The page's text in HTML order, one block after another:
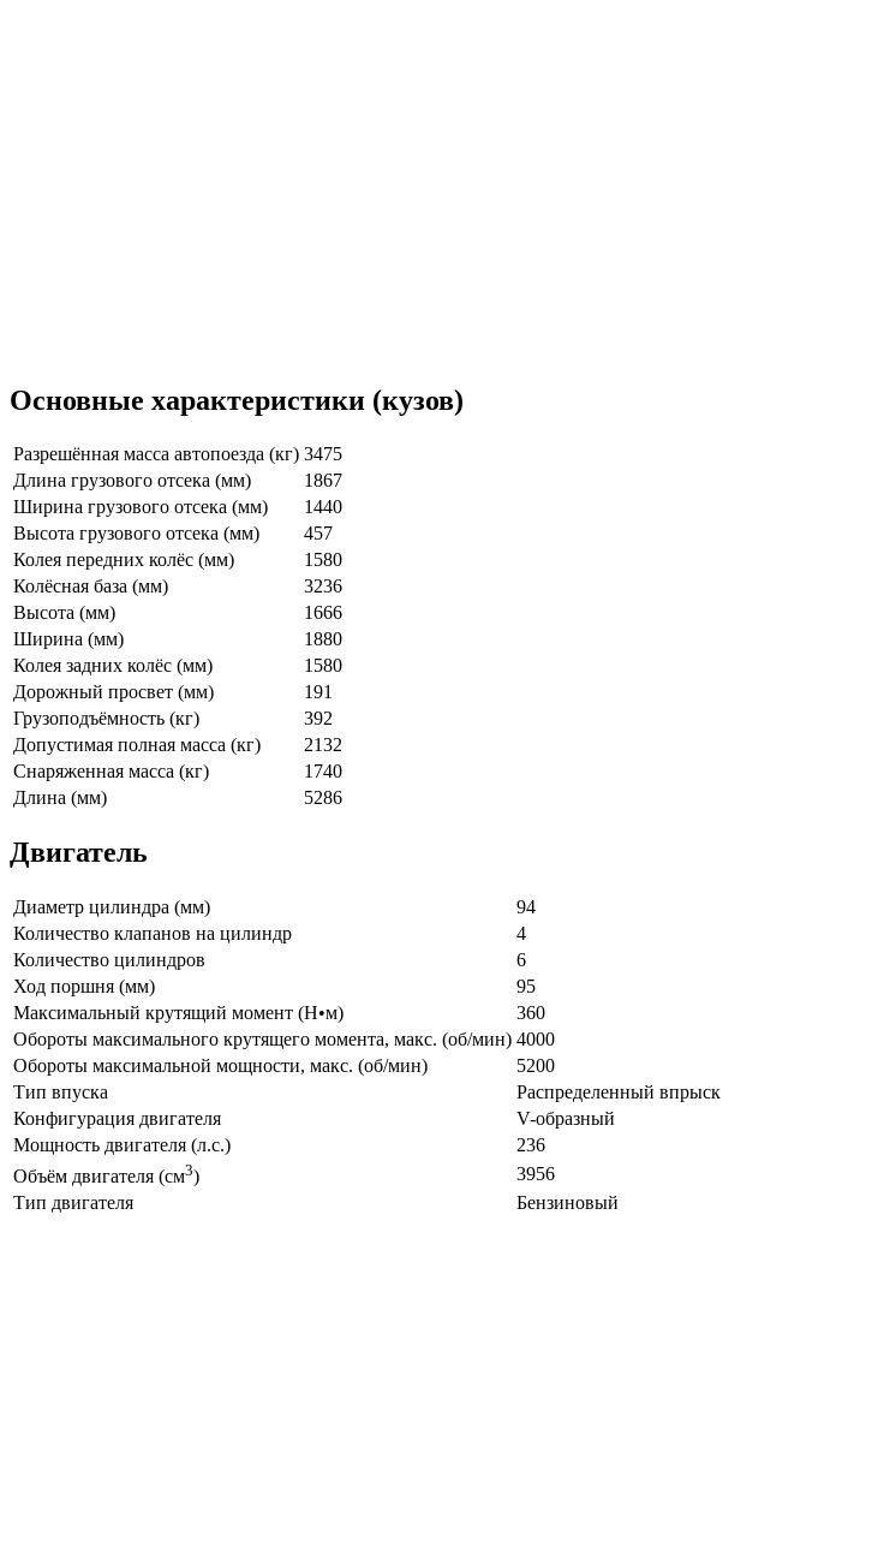
Основные характеристики (кузов)
Разрешённая масса автопоезда (кг) 3475
Длина грузового отсека (мм)
1867
Ширина грузового отсека (мм)
1440
Высота грузового отсека (мм)
457
Колея передних колёс (мм)
1580
Колёсная база (мм)
3236
Высота (мм)
1666
Ширина (мм)
1880
Колея задних колёс (мм)
1580
Дорожный просвет (мм)
191
Грузоподъёмность (кг)
392
Допустимая полная масса (кг)
2132
Снаряженная масса (кг)
1740
Длина (мм)
5286
Двигатель
Диаметр цилиндра (мм)
94
Количество клапанов на цилиндр
4
Количество цилиндров
6
Ход поршня (мм)
95
Максимальный крутящий момент (Н•м)
360
Обороты максимального крутящего момента, макс. (об/мин) 4000
Обороты максимальной мощности, макс. (об/мин)
5200
Тип впуска
Распределенный впрыск
Конфигурация двигателя
V-образный
Мощность двигателя (л.с.)
236
Объём двигателя (см3)
3956
Тип двигателя
Бензиновый